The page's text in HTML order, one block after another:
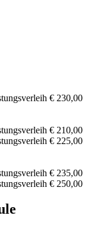
€ 230,00
€ 210,00
€ 225,00
€ 235,00
€ 250,00